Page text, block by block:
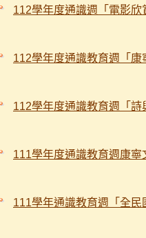
112學年度通識週「電影
112學年度通識教育週「康
112學年度通識教育週「
111學年度通識教育週康
111學年通識教育週「全